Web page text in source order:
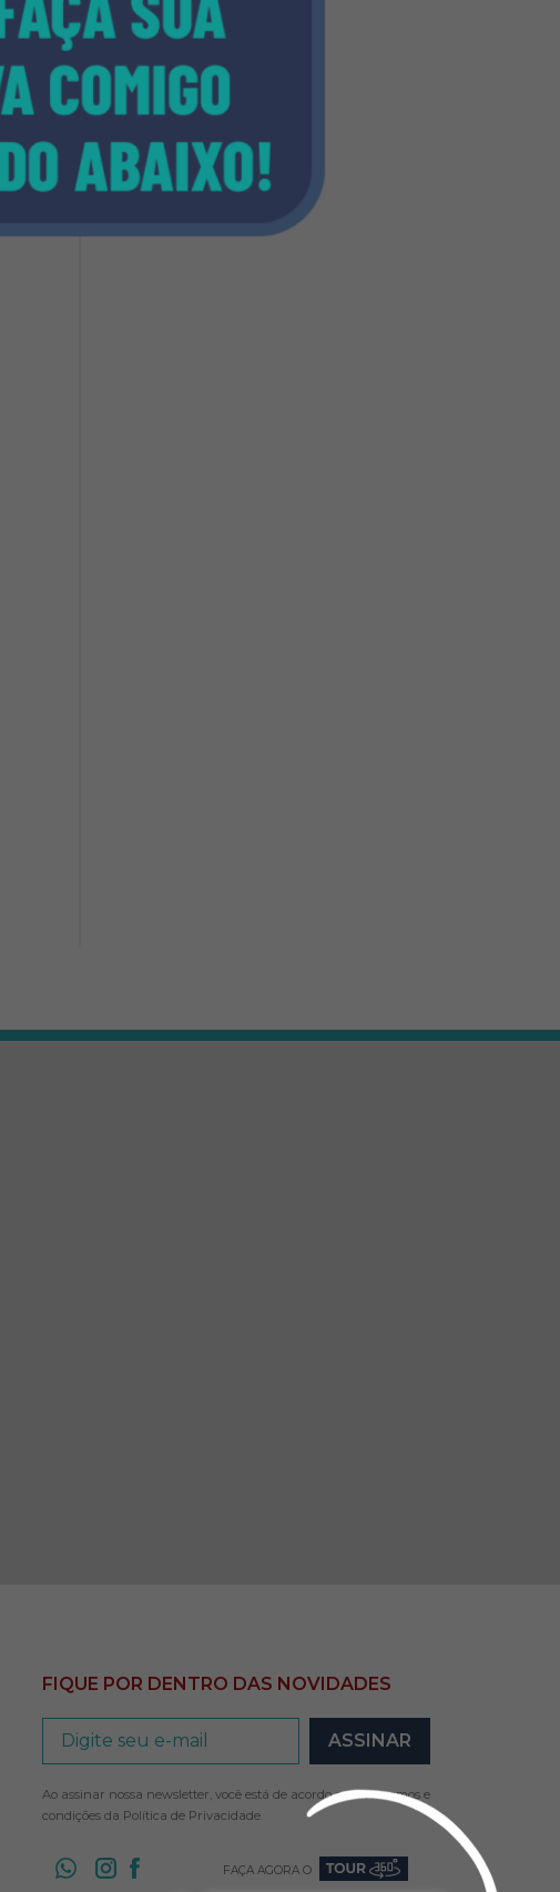
FIQUE POR DENTRO DAS NOVIDADES
Ao assinar nossa newsletter, você está de acordo com os termos e
condições da Política de Privacidade.
FAÇA AGORA O